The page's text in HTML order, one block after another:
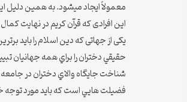
معمولاً ایجاد می­شود. به همین دلیل
این افرادی که قرآن کریم در نهایت
یکی از جهاتی که دين اسلام را بايد
حقيقي دختران را براي همه جهانيان
شناخت جايگاه والاي دختران در
فضيلت هايي است كه بايد مورد توجه